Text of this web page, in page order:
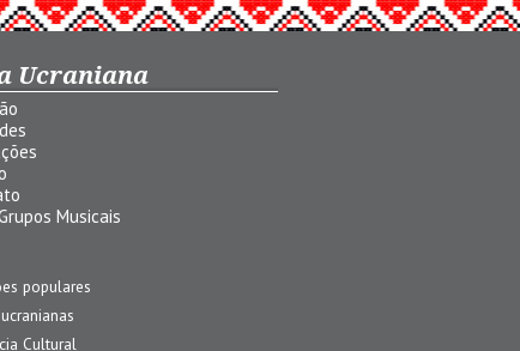
Ucraniana
Musicais
populares
Cultural